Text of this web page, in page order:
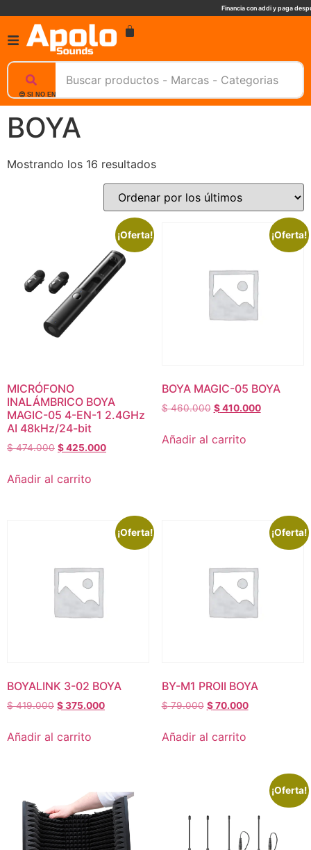
Financia con addi y paga
😊 SI NO ENCUENTRAS UN PRODUCTO, NOSOTROS TE AYUDAMOS, ESCRIBENOS. 📲
BOYA
Mostrando los 16 resultados
¡Oferta!
MICRÓFONO
INALÁMBRICO BOYA
MAGIC-05 4-EN-1 2.4GHz
AI 48kHz/24-bit
$474.000 $425.000
Añadir al carrito
¡Oferta!
BOYA MAGIC-05 BOYA
$460.000 $410.000
Añadir al carrito
¡Oferta!
BOYALINK 3-02 BOYA
$419.000 $375.000
Añadir al carrito
¡Oferta!
BY-M1 PROII BOYA
$79.000 $70.000
Añadir al carrito
¡Oferta!